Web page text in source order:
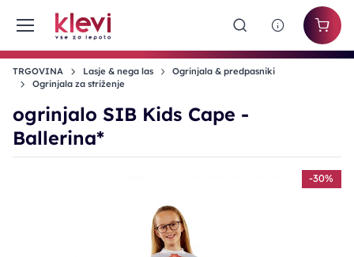
TRGOVINA Lasje & nega las
Ogrinjala & predpasniki
Ogrinjala za striženje
ogrinjalo SIB Kids Cape -
Ballerina*
-30%